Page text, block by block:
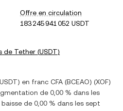
Offre en circulation
183 245 941 052 USDT
de Tether (USDT)
USDT) en franc CFA (BCEAO) (XOF)
de 0,00 % dans les
baisse de 0,00 % dans les sept